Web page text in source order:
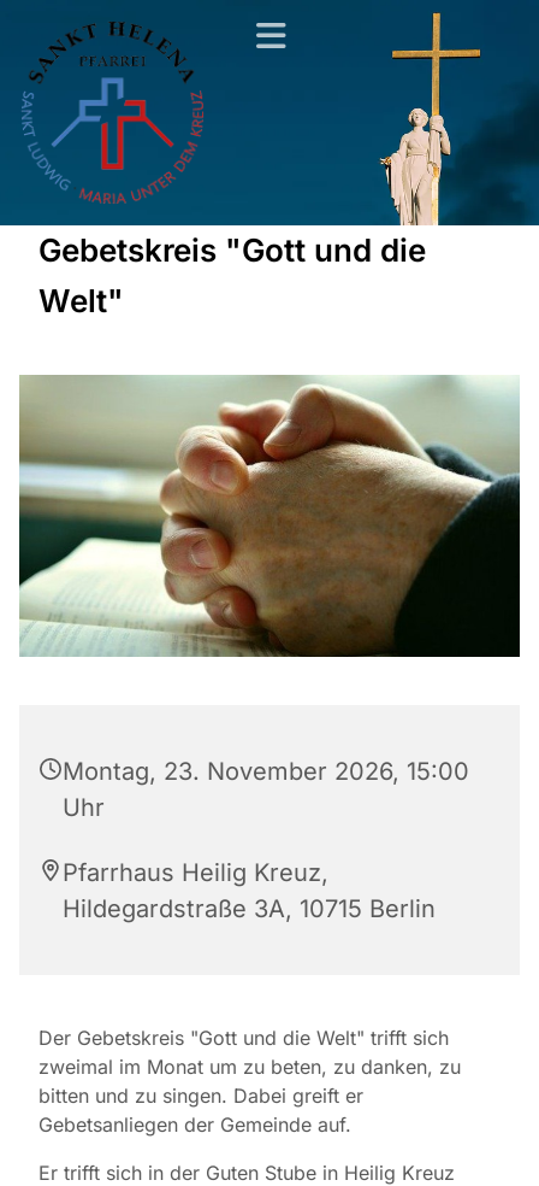
Gebetskreis "Gott und die
Welt"
Montag, 23. November 2026, 15:00
Uhr
Pfarrhaus Heilig Kreuz,
Hildegardstraße 3A, 10715 Berlin
Der Gebetskreis "Gott und die Welt" trifft sich
zweimal im Monat um zu beten, zu danken, zu
bitten und zu singen. Dabei greift er
Gebetsanliegen der Gemeinde auf.
Er trifft sich in der Guten Stube in Heilig Kreuz